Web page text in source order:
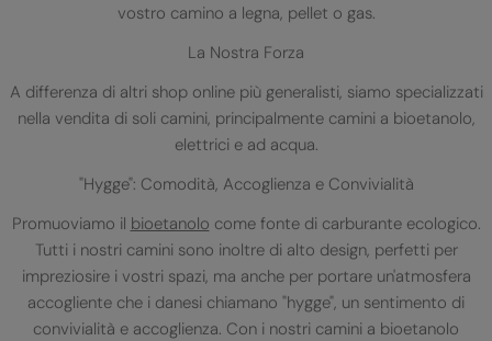
vostro camino a legna, pellet o gas.
La Nostra Forza
A differenza di altri shop online più generalisti, siamo specializzati
nella vendita di soli camini, principalmente camini a bioetanolo,
elettrici e ad acqua.
"Hygge": Comodità, Accoglienza e Convivialità
Promuoviamo il bioetanolo come fonte di carburante ecologico.
Tutti i nostri camini sono inoltre di alto design, perfetti per
impreziosire i vostri spazi, ma anche per portare un'atmosfera
accogliente che i danesi chiamano "hygge", un sentimento di
convivialità e accoglienza. Con i nostri camini a bioetanolo